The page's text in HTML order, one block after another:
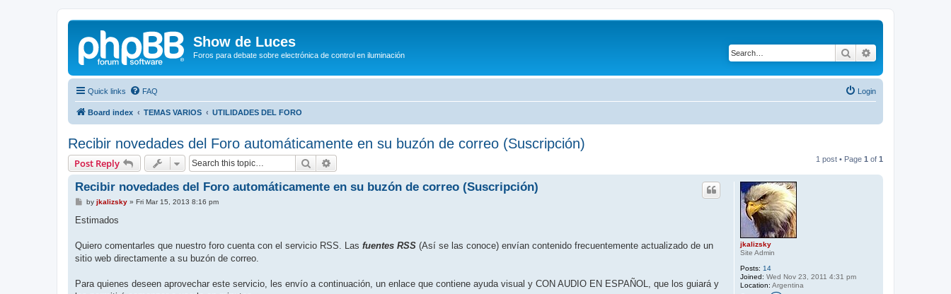
Show de Luces
Foros para debate sobre electrónica de control en iluminación Search
Quick links FAQ Login
Board index TEMAS VARIOS UTILIDADES DEL FORO
Recibir novedades del Foro automáticamente en su buzón de correo (Suscripción)
Post Reply Search 1 post • Page 1 of 1
jkalizsky
Site Admin
Posts: 14
Joined: Wed Nov 23, 2011 4:31 pm
Location: Argentina
Recibir novedades del Foro automáticamente en su buzón de correo (Suscripción)
P
s
by jkalizsky» Fri Mar 15, 2013 8:16 pm
Estimados
Quiero comentarles que nuestro foro cuenta con el servicio RSS. Las fuentes RSS (Así se las conoce) envían contenido frecuentemente actualizado de un
sitio web directamente a su buzón de correo.
Para quienes deseen aprovechar este servicio, les envío a continuación, un enlace que contiene ayuda visual y CON AUDIO EN ESPAÑOL, que los guiará y